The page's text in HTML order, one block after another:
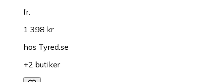
fr.
1 398 kr
hos Tyred.se
+2 butiker